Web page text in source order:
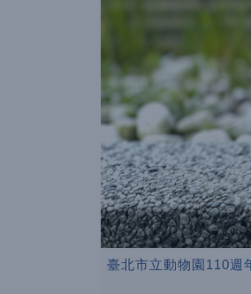
臺北市立動物園110週